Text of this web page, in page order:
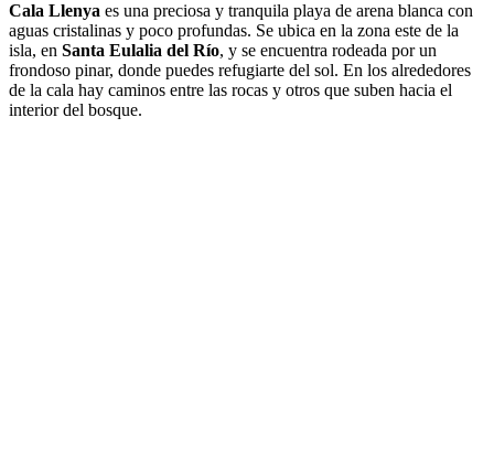
Cala Llenya es una preciosa y tranquila playa de arena blanca con
aguas cristalinas y poco profundas. Se ubica en la zona este de la
isla, en Santa Eulalia del Río, y se encuentra rodeada por un
frondoso pinar, donde puedes refugiarte del sol. En los alrededores
de la cala hay caminos entre las rocas y otros que suben hacia el
interior del bosque.